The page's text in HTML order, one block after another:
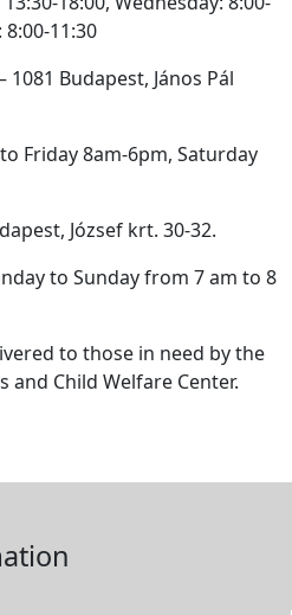
8:00-11:30
Budapest, János Pál
Friday 8am-6pm, Saturday
József krt. 30-32.
to Sunday from 7 am to 8
to those in need by the
and Child Welfare Center.